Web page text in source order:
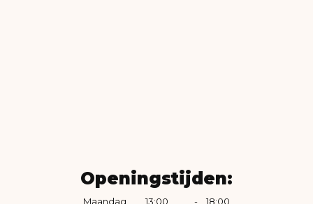
Openingstijden:
Maandag 13:00 -
18:00